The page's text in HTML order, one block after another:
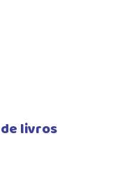
livros